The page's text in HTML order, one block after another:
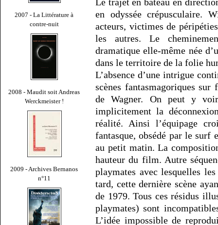
2007 - La Littérature à
contre-nuit
2008 - Maudit soit Andreas
Werckmeister !
2009 - Archives Bernanos
n°11
en odyssée crépusculaire.
acteurs, victimes de
les autres. Le
dramatique elle-même née
dans le territoire de la folie
L’absence d’une intrigue
scènes fantasmagoriques
de Wagner. On peut y
implicitement la
réalité. Ainsi l’équipage
fantasque, obsédé par le surf
au petit matin. La
hauteur du film. Autre
playmates avec lesquelles
tard, cette dernière scène
de 1979. Tous ces résidus
playmates) sont
L’idée impossible de